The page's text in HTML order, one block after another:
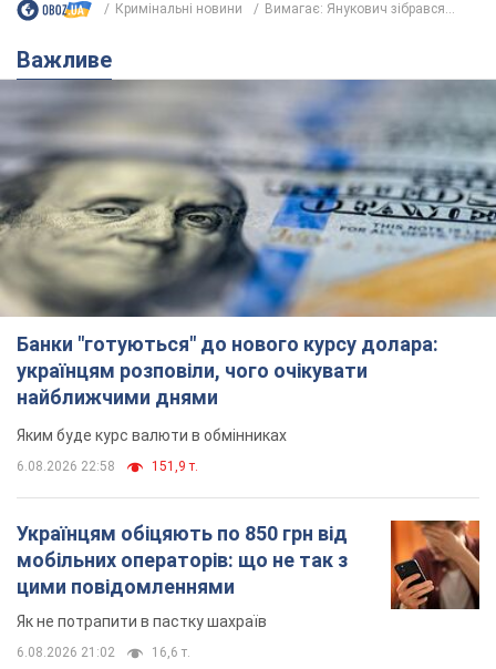
Кримінальні новини Вимагає: Янукович зібрався...
Важливе
Банки "готуються" до нового курсу долара:
українцям розповіли, чого очікувати
найближчими днями
Яким буде курс валюти в обмінниках
6.08.2026 22:58 151,9 т.
Українцям обіцяють по 850 грн від
мобільних операторів: що не так з
цими повідомленнями
Як не потрапити в пастку шахраїв
6.08.2026 21:02 16,6 т.